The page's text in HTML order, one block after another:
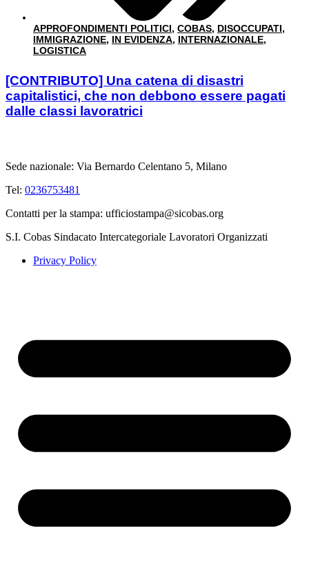
APPROFONDIMENTI POLITICI, COBAS, DISOCCUPATI,
IMMIGRAZIONE, IN EVIDENZA, INTERNAZIONALE,
LOGISTICA
[CONTRIBUTO] Una catena di disastri
capitalistici, che non debbono essere pagati
dalle classi lavoratrici
Sede nazionale: Via Bernardo Celentano 5, Milano
Tel: 0236753481
Contatti per la stampa: ufficiostampa@sicobas.org
S.I. Cobas Sindacato Intercategoriale Lavoratori Organizzati
Privacy Policy